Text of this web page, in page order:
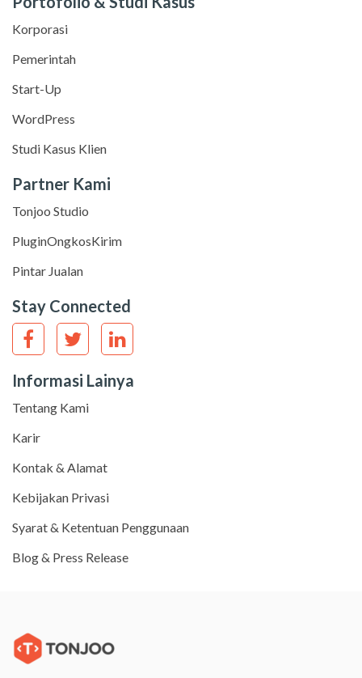
Korporasi
Pemerintah
Start-Up
WordPress
Studi Kasus Klien
Partner Kami
Tonjoo Studio
PluginOngkosKirim
Pintar Jualan
Stay Connected
Informasi Lainya
Tentang Kami
Karir
Kontak & Alamat
Kebijakan Privasi
Syarat & Ketentuan Penggunaan
Blog & Press Release